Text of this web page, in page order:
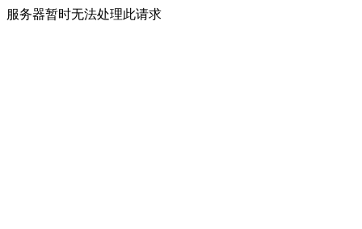
服务器暂时无法处理此请求